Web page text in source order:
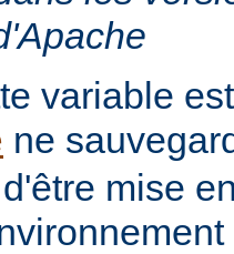
variable
ne
mise